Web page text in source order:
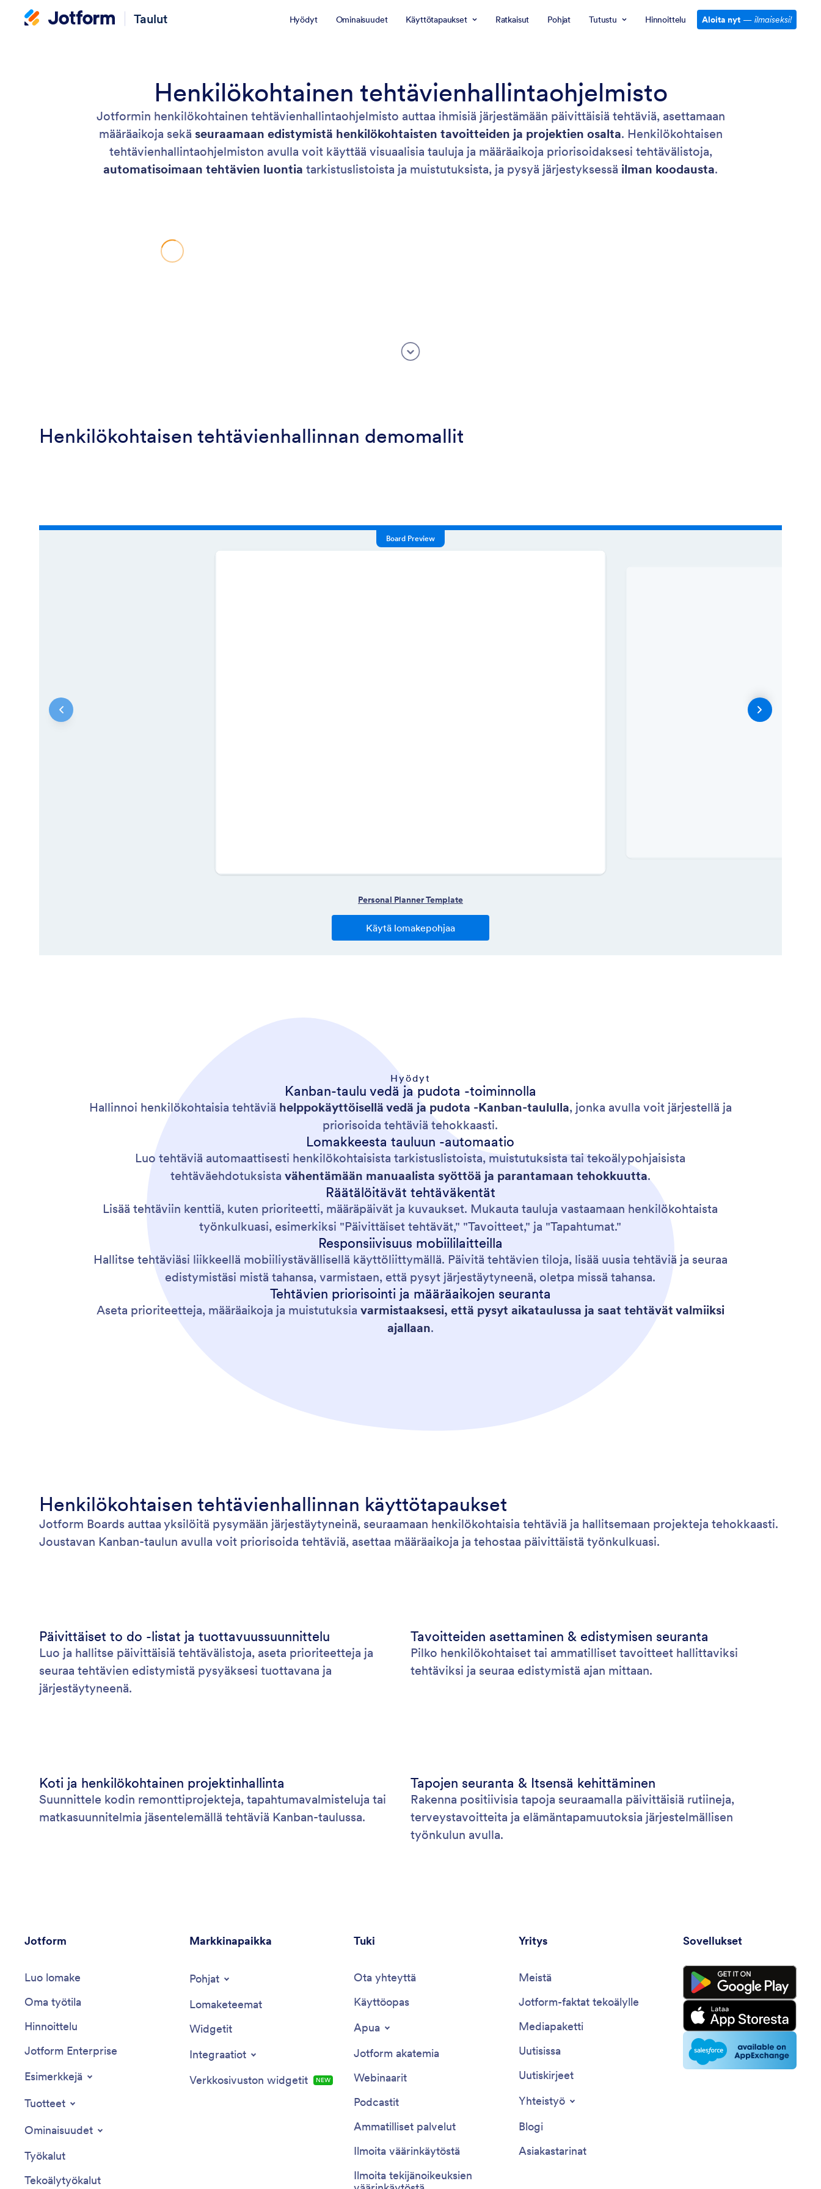
Taulut Hyödyt Ominaisuudet Käyttötapaukset Ratkaisut Pohjat Tutustu Hinnoittelu Aloita nyt — ilmaiseksi!
Henkilökohtainen tehtävienhallintaohjelmisto
Jotformin henkilökohtainen tehtävienhallintaohjelmisto auttaa ihmisiä järjestämään päivittäisiä tehtäviä, asettamaan
määräaikoja sekä seuraamaan edistymistä henkilökohtaisten tavoitteiden ja projektien osalta. Henkilökohtaisen
tehtävienhallintaohjelmiston avulla voit käyttää visuaalisia tauluja ja määräaikoja priorisoidaksesi tehtävälistoja,
automatisoimaan tehtävien luontia tarkistuslistoista ja muistutuksista, ja pysyä järjestyksessä ilman koodausta.
Henkilökohtaisen tehtävienhallinnan demomallit
Hyödyt
Kanban-taulu vedä ja pudota -toiminnolla
Hallinnoi henkilökohtaisia tehtäviä helppokäyttöisellä vedä ja pudota -Kanban-taululla, jonka avulla voit järjestellä ja
priorisoida tehtäviä tehokkaasti.
Lomakkeesta tauluun -automaatio
Luo tehtäviä automaattisesti henkilökohtaisista tarkistuslistoista, muistutuksista tai tekoälypohjaisista
tehtäväehdotuksista vähentämään manuaalista syöttöä ja parantamaan tehokkuutta.
Räätälöitävät tehtäväkentät
Lisää tehtäviin kenttiä, kuten prioriteetti, määräpäivät ja kuvaukset. Mukauta tauluja vastaamaan henkilökohtaista
työnkulkuasi, esimerkiksi "Päivittäiset tehtävät," "Tavoitteet," ja "Tapahtumat."
Responsiivisuus mobiililaitteilla
Hallitse tehtäviäsi liikkeellä mobiiliystävällisellä käyttöliittymällä. Päivitä tehtävien tiloja, lisää uusia tehtäviä ja seuraa
edistymistäsi mistä tahansa, varmistaen, että pysyt järjestäytyneenä, oletpa missä tahansa.
Tehtävien priorisointi ja määräaikojen seuranta
Aseta prioriteetteja, määräaikoja ja muistutuksia varmistaaksesi, että pysyt aikataulussa ja saat tehtävät valmiiksi
ajallaan.
Henkilökohtaisen tehtävienhallinnan käyttötapaukset
Jotform Boards auttaa yksilöitä pysymään järjestäytyneinä, seuraamaan henkilökohtaisia tehtäviä ja hallitsemaan projekteja tehokkaasti.
Joustavan Kanban-taulun avulla voit priorisoida tehtäviä, asettaa määräaikoja ja tehostaa päivittäistä työnkulkuasi.
Päivittäiset to do -listat ja tuottavuussuunnittelu
Luo ja hallitse päivittäisiä tehtävälistoja, aseta prioriteetteja ja
seuraa tehtävien edistymistä pysyäksesi tuottavana ja
järjestäytyneenä.
Tavoitteiden asettaminen & edistymisen seuranta
Pilko henkilökohtaiset tai ammatilliset tavoitteet hallittaviksi
tehtäviksi ja seuraa edistymistä ajan mittaan.
Koti ja henkilökohtainen projektinhallinta
Suunnittele kodin remonttiprojekteja, tapahtumavalmisteluja tai
matkasuunnitelmia jäsentelemällä tehtäviä Kanban-taulussa.
Tapojen seuranta & Itsensä kehittäminen
Rakenna positiivisia tapoja seuraamalla päivittäisiä rutiineja,
terveystavoitteita ja elämäntapamuutoksia järjestelmällisen
työnkulun avulla.
Jotform
Luo lomake
Oma työtila
Hinnoittelu
Jotform Enterprise
Esimerkkejä
Tuotteet
Ominaisuudet
Työkalut
Tekoälytyökalut
Markkinapaikka
Pohjat
Lomaketeemat
Widgetit
Integraatiot
Verkkosivuston widgetit
NEW
Tuki
Ota yhteyttä
Käyttöopas
Apua
Jotform akatemia
Webinaarit
Podcastit
Ammatilliset palvelut
Ilmoita väärinkäytöstä
Ilmoita tekijänoikeuksien
Yritys
Meistä
Jotform-faktat tekoälylle
Mediapaketti
Uutisissa
Uutiskirjeet
Yhteistyö
Blogi
Asiakastarinat
Sovellukset